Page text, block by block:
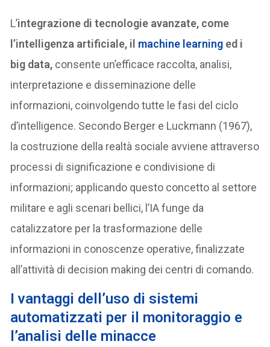
L’integrazione di tecnologie avanzate, come
l’intelligenza artificiale, il machine learning ed i
big data, consente un’efficace raccolta, analisi,
interpretazione e disseminazione delle
informazioni, coinvolgendo tutte le fasi del ciclo
d’intelligence. Secondo Berger e Luckmann (1967),
la costruzione della realtà sociale avviene attraverso
processi di significazione e condivisione di
informazioni; applicando questo concetto al settore
militare e agli scenari bellici, l’IA funge da
catalizzatore per la trasformazione delle
informazioni in conoscenze operative, finalizzate
all’attività di decision making dei centri di comando.
I vantaggi dell’uso di sistemi
automatizzati per il monitoraggio e
l’analisi delle minacce